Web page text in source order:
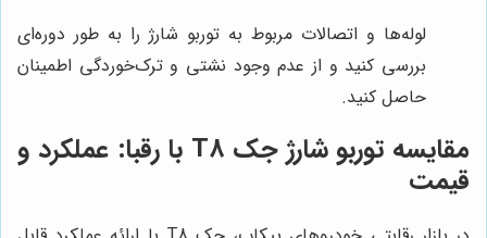
لوله‌ها و اتصالات مربوط به توربو شارژ را به طور دوره‌ای
بررسی کنید و از عدم وجود نشتی و ترک‌خوردگی اطمینان
حاصل کنید.
مقایسه توربو شارژ جک T8 با رقبا: عملکرد و
قیمت